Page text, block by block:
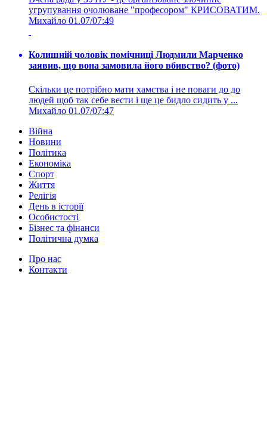
угрупування очолюване "професором" КРИСОВАТИМ.
Михайло 01.07/07:49
Колишній чоловік помічниці Людмили Марченко
заявив, що вона замовила його вбивство? (фото)
Скільки це потрібно мати хамства і не поваги до до
людей щоб так себе вести і ще це бидло сидить у ...
Михайло 01.07/07:47
Війна
Новини
Політика
Економіка
Спорт
Життя
Релігія
День в історії
Особистості
Бізнес та фінанси
Політична думка
Про нас
Контакти